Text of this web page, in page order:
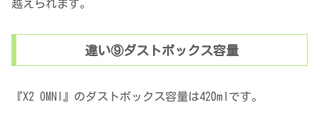
越えられます。
違い⑨ダストボックス容量
『X2 OMNI』のダストボックス容量は420mlです。